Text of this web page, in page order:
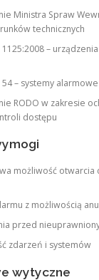
Ministra Spraw
technicznych
1125:2008 –
54 – systemy
RODO w zakresie
dostępu
możliwość otwarcia
z możliwością
przed
zdarzeń i systemów
wytyczne